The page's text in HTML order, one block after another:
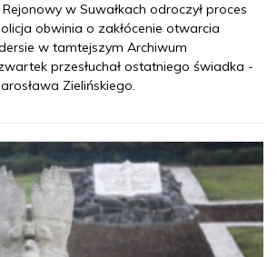
w Suwałkach odroczył proces
obwinia o zakłócenie otwarcia
w tamtejszym Archiwum
przesłuchał ostatniego świadka -
Zielińskiego.